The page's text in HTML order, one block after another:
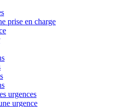
prise en charge
urgences
urgence